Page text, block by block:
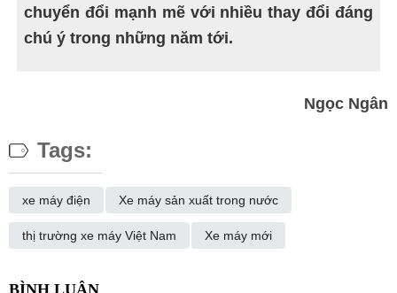
chuyển đổi mạnh mẽ với nhiều thay đổi đáng
chú ý trong những năm tới.
Ngọc Ngân
Tags:
xe máy điện Xe máy sản xuất trong nước
thị trường xe máy Việt Nam Xe máy mới